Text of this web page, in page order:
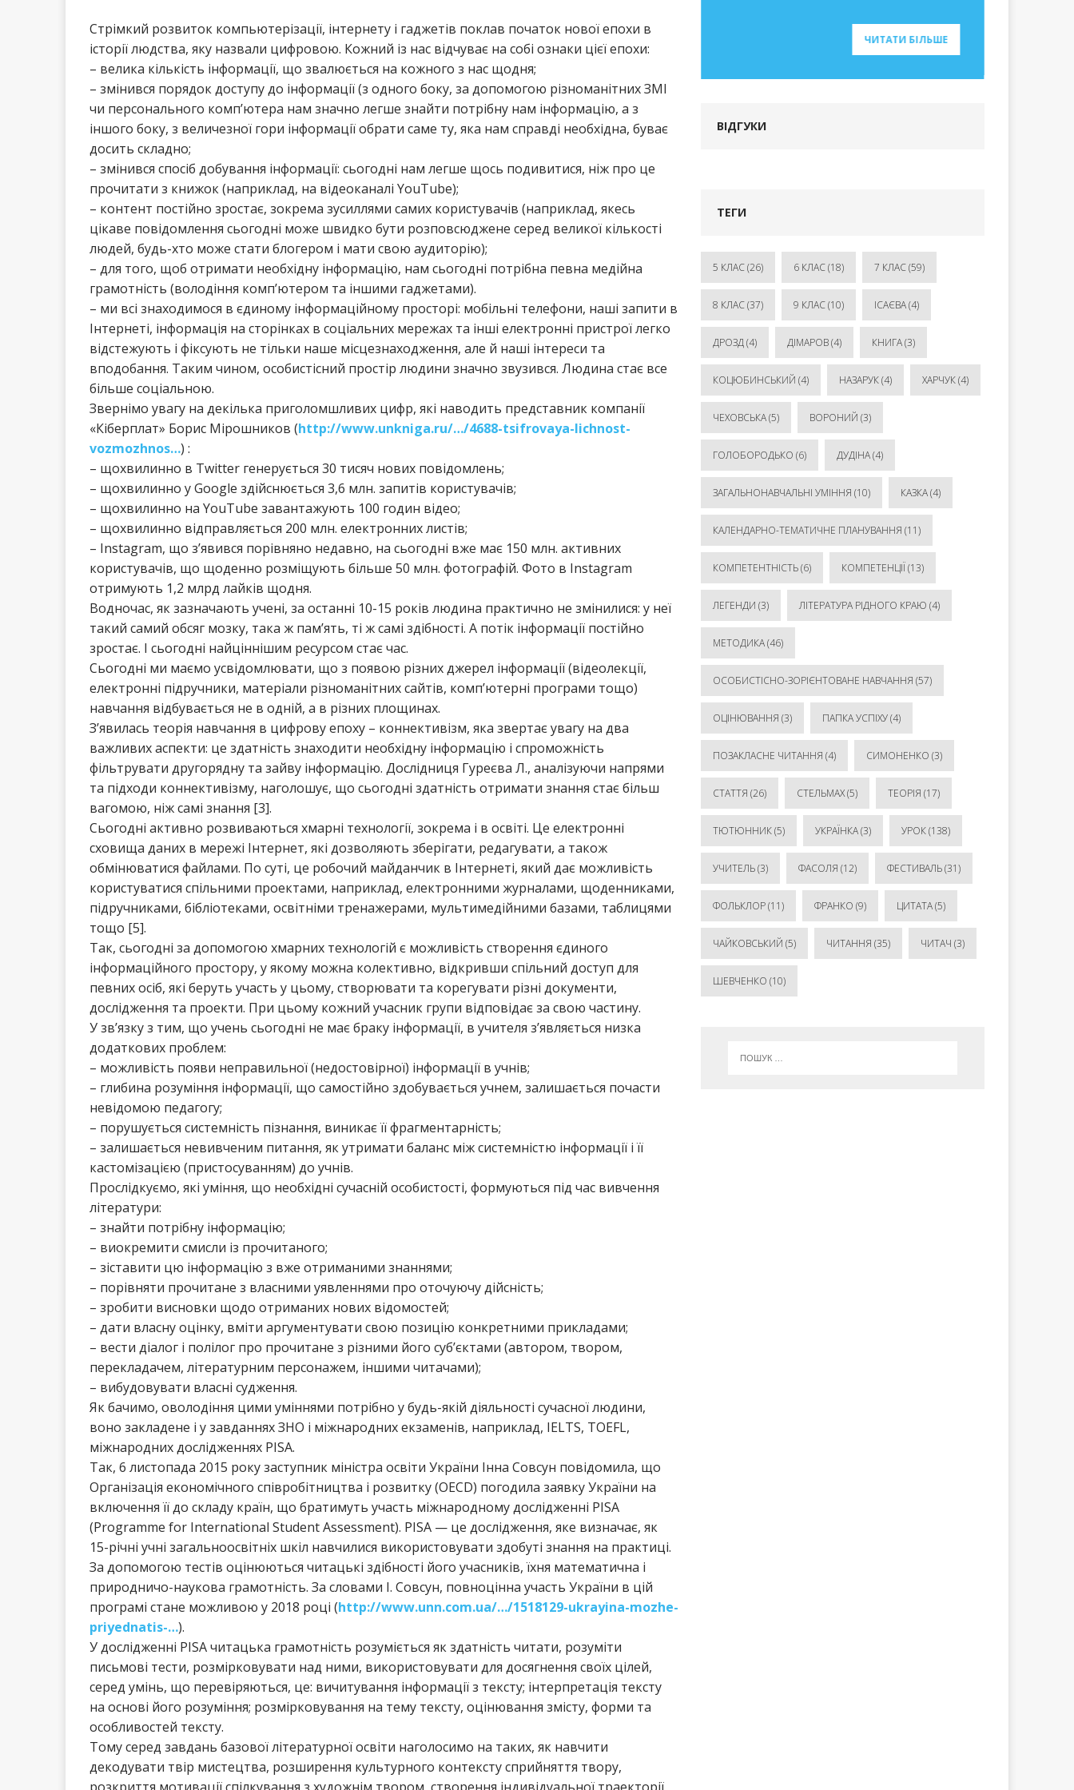
Стрімкий розвиток компьютерізації, інтернету і гаджетів поклав початок нової епохи в
історії людства, яку назвали цифровою. Кожний із нас відчуває на собі ознаки цієї епохи:
– велика кількість інформації, що звалюється на кожного з нас щодня;
– змінився порядок доступу до інформації (з одного боку, за допомогою різноманітних ЗМІ
чи персонального комп’ютера нам значно легше знайти потрібну нам інформацію, а з
іншого боку, з величезної гори інформації обрати саме ту, яка нам справді необхідна, буває
досить складно;
– змінився спосіб добування інформації: сьогодні нам легше щось подивитися, ніж про це
прочитати з книжок (наприклад, на відеоканалі YouTube);
– контент постійно зростає, зокрема зусиллями самих користувачів (наприклад, якесь
цікаве повідомлення сьогодні може швидко бути розповсюджене серед великої кількості
людей, будь-хто може стати блогером і мати свою аудиторію);
– для того, щоб отримати необхідну інформацію, нам сьогодні потрібна певна медійна
грамотність (володіння комп’ютером та іншими гаджетами).
– ми всі знаходимося в єдиному інформаційному просторі: мобільні телефони, наші запити в
Інтернеті, інформація на сторінках в соціальних мережах та інші електронні пристрої легко
відстежують і фіксують не тільки наше місцезнаходження, але й наші інтереси та
вподобання. Таким чином, особистісний простір людини значно звузився. Людина стає все
більше соціальною.
Звернімо увагу на декілька приголомшливих цифр, які наводить представник компанії
«Кіберплат» Борис Мірошников (http://www.unkniga.ru/…/4688-tsifrovaya-lichnost-
vozmozhnos…) :
– щохвилинно в Twitter генерується 30 тисяч нових повідомлень;
– щохвилинно у Google здійснюється 3,6 млн. запитів користувачів;
– щохвилинно на YouTube завантажують 100 годин відео;
– щохвилинно відправляється 200 млн. електронних листів;
– Instagram, що з’явився порівняно недавно, на сьогодні вже має 150 млн. активних
користувачів, що щоденно розміщують більше 50 млн. фотографій. Фото в Instagram
отримують 1,2 млрд лайків щодня.
Водночас, як зазначають учені, за останні 10-15 років людина практично не змінилися: у неї
такий самий обсяг мозку, така ж пам’ять, ті ж самі здібності. А потік інформації постійно
зростає. І сьогодні найціннішим ресурсом стає час.
Сьогодні ми маємо усвідомлювати, що з появою різних джерел інформації (відеолекції,
електронні підручники, матеріали різноманітних сайтів, комп’ютерні програми тощо)
навчання відбувається не в одній, а в різних площинах.
З’явилась теорія навчання в цифрову епоху – коннективізм, яка звертає увагу на два
важливих аспекти: це здатність знаходити необхідну інформацію і спроможність
фільтрувати другорядну та зайву інформацію. Дослідниця Гуреєва Л., аналізуючи напрями
та підходи коннективізму, наголошує, що сьогодні здатність отримати знання стає більш
вагомою, ніж самі знання [3].
Сьогодні активно розвиваються хмарні технології, зокрема і в освіті. Це електронні
сховища даних в мережі Інтернет, які дозволяють зберігати, редагувати, а також
обмінюватися файлами. По суті, це робочий майданчик в Інтернеті, який дає можливість
користуватися спільними проектами, наприклад, електронними журналами, щоденниками,
підручниками, бібліотеками, освітніми тренажерами, мультимедійними базами, таблицями
тощо [5].
Так, сьогодні за допомогою хмарних технологій є можливість створення єдиного
інформаційного простору, у якому можна колективно, відкривши спільний доступ для
певних осіб, які беруть участь у цьому, створювати та корегувати різні документи,
дослідження та проекти. При цьому кожний учасник групи відповідає за свою частину.
У зв’язку з тим, що учень сьогодні не має браку інформації, в учителя з’являється низка
додаткових проблем:
– можливість появи неправильної (недостовірної) інформації в учнів;
– глибина розуміння інформації, що самостійно здобувається учнем, залишається почасти
невідомою педагогу;
– порушується системність пізнання, виникає її фрагментарність;
– залишається невивченим питання, як утримати баланс між системністю інформації і її
кастомізацією (пристосуванням) до учнів.
Прослідкуємо, які уміння, що необхідні сучасній особистості, формуються під час вивчення
літератури:
– знайти потрібну інформацію;
– виокремити смисли із прочитаного;
– зіставити цю інформацію з вже отриманими знаннями;
– порівняти прочитане з власними уявленнями про оточуючу дійсність;
– зробити висновки щодо отриманих нових відомостей;
– дати власну оцінку, вміти аргументувати свою позицію конкретними прикладами;
– вести діалог і полілог про прочитане з різними його суб’єктами (автором, твором,
перекладачем, літературним персонажем, іншими читачами);
– вибудовувати власні судження.
Як бачимо, оволодіння цими уміннями потрібно у будь-якій діяльності сучасної людини,
воно закладене і у завданнях ЗНО і міжнародних екзаменів, наприклад, IELTS, TOEFL,
міжнародних дослідженнях PISА.
Так, 6 листопада 2015 року заступник міністра освіти України Інна Совсун повідомила, що
Організація економічного співробітництва і розвитку (OECD) погодила заявку України на
включення її до складу країн, що братимуть участь міжнародному дослідженні PISA
(Programme for International Student Assessment). PISA — це дослідження, яке визначає, як
15-річні учні загальноосвітніх шкіл навчилися використовувати здобуті знання на практиці.
За допомогою тестів оцінюються читацькі здібності його учасників, їхня математична і
природничо-наукова грамотність. За словами І. Совсун, повноцінна участь України в цій
програмі стане можливою у 2018 році (http://www.unn.com.ua/…/1518129-ukrayina-mozhe-
priyednatis-…).
У дослідженні PISA читацька грамотність розуміється як здатність читати, розуміти
письмові тести, розмірковувати над ними, використовувати для досягнення своїх цілей,
серед умінь, що перевіряються, це: вичитування інформації з тексту; інтерпретація тексту
на основі його розуміння; розмірковування на тему тексту, оцінювання змісту, форми та
особливостей тексту.
Тому серед завдань базової літературної освіти наголосимо на таких, як навчити
декодувати твір мистецтва, розширення культурного контексту сприйняття твору,
дисертація
ЧИТАТИ БІЛЬШЕ
ВІДГУКИ
ТЕГИ
5 КЛАС(26) 6 КЛАС(18) 7 КЛАС(59)
8 КЛАС(37) 9 КЛАС(10) ІСАЄВА(4)
ДРОЗД(4) ДІМАРОВ(4) КНИГА(3)
КОЦЮБИНСЬКИЙ (4) НАЗАРУК(4) ХАРЧУК(4)
ЧЕХОВСЬКА(5) ВОРОНИЙ (3)
ГОЛОБОРОДЬКО (6) ДУДІНА(4)
ЗАГАЛЬНОНАВЧАЛЬНІ УМІННЯ (10) КАЗКА(4)
КАЛЕНДАРНО-ТЕМАТИЧНЕ ПЛАНУВАННЯ (11)
КОМПЕТЕНТНІСТЬ(6) КОМПЕТЕНЦІЇ (13)
ЛЕГЕНДИ (3) ЛІТЕРАТУРА РІДНОГО КРАЮ (4)
МЕТОДИКА(46)
ОСОБИСТІСНО-ЗОРІЄНТОВАНЕ НАВЧАННЯ (57)
ОЦІНЮВАННЯ (3) ПАПКА УСПІХУ(4)
ПОЗАКЛАСНЕ ЧИТАННЯ (4) СИМОНЕНКО (3)
СТАТТЯ (26) СТЕЛЬМАХ(5) ТЕОРІЯ (17)
ТЮТЮННИК(5) УКРАЇНКА(3) УРОК(138)
УЧИТЕЛЬ(3) ФАСОЛЯ (12) ФЕСТИВАЛЬ(31)
ФОЛЬКЛОР(11) ФРАНКО (9) ЦИТАТА(5)
ЧАЙКОВСЬКИЙ (5) ЧИТАННЯ (35) ЧИТАЧ (3)
ШЕВЧЕНКО (10)